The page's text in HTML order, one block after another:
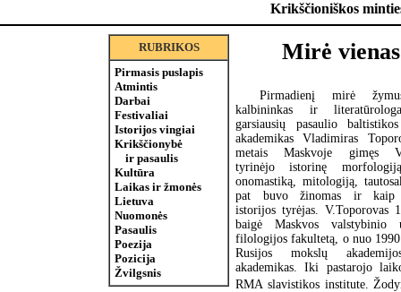
Krikščioniškos
RUBRIKOS
Pirmasis puslapis
Atmintis
Darbai
Festivaliai
Istorijos vingiai
Krikščionybė
ir pasaulis
Kultūra
Laikas ir žmonės
Lietuva
Nuomonės
Pasaulis
Poezija
Pozicija
Žvilgsnis
Mirė
Pirmadienį mirė
kalbininkas ir
garsiausių pasaulio
akademikas Vladimiras
metais Maskvoje gimęs
tyrinėjo istorinę
onomastiką, mitologiją,
pat buvo žinomas ir kaip
istorijos tyrėjas. V.Toporovas
baigė Maskvos valstybinio
filologijos fakultetą, o nuo
Rusijos mokslų
akademikas. Iki pastarojo
RMA slavistikos institute.